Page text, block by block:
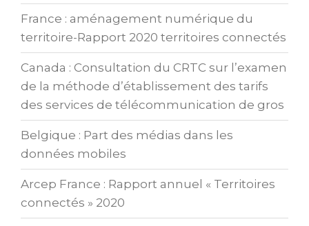
France : aménagement numérique du
territoire-Rapport 2020 territoires connectés
Canada : Consultation du CRTC sur l’examen
de la méthode d’établissement des tarifs
des services de télécommunication de gros
Belgique : Part des médias dans les
données mobiles
Arcep France : Rapport annuel « Territoires
connectés » 2020